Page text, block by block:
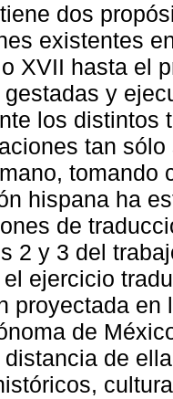
dos
existentes
XVII hasta el
y
los distintos
tan
tomando
hispana ha
de
2 y 3 del
ejercicio
proyectada
de
de